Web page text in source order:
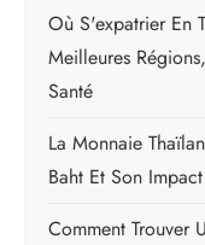
Où S'expatrier En
Meilleures
Santé
La Monnaie
Baht Et Son
Comment Trouver